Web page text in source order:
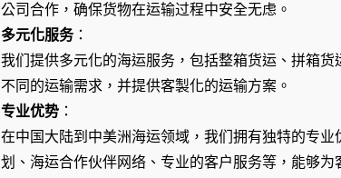
公司合作，确保货物在运输过程中安全无虑。
多元化服务：
我们提供多元化的海运服务，包括整箱货运、拼箱货
不同的运输需求，并提供客製化的运输方案。
专业优势：
在中国大陆到中美洲海运领域，我们拥有独特的专业
划、海运合作伙伴网络、专业的客户服务等，能够为